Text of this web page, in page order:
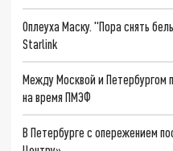
Оплеуха Маску. "Пора снять
Starlink
Между Москвой и Петербургом
на время ПМЭФ
В Петербурге с опережением